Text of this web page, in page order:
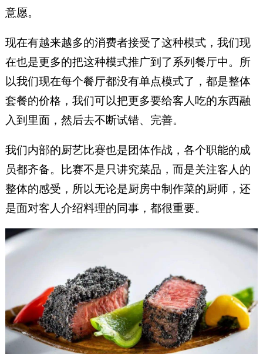
意愿。
现在有越来越多的消费者接受了这种模式，我们现
在也是更多的把这种模式推广到了系列餐厅中。所
以我们现在每个餐厅都没有单点模式了，都是整体
套餐的价格，我们可以把更多要给客人吃的东西融
入到里面，然后去不断试错、完善。
我们内部的厨艺比赛也是团体作战，各个职能的成
员都齐备。比赛不是只讲究菜品，而是关注客人的
整体的感受，所以无论是厨房中制作菜的厨师，还
是面对客人介绍料理的同事，都很重要。